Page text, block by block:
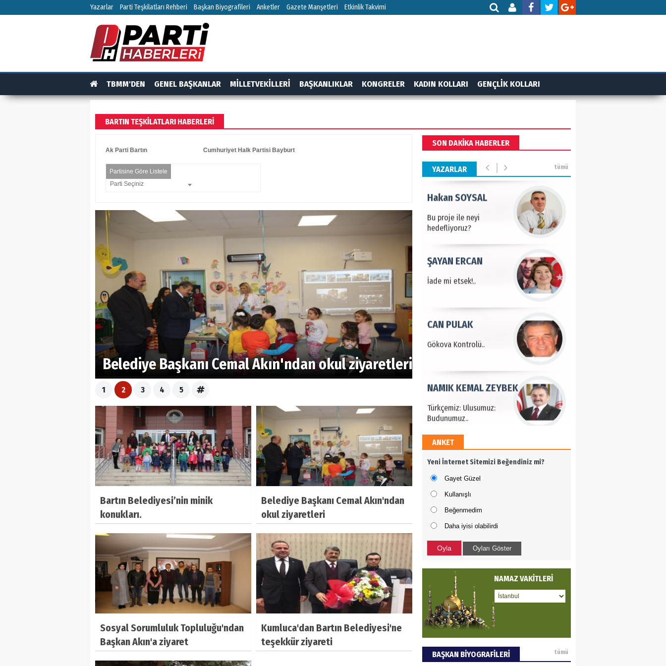
Yazarlar Parti Teşkilatları Rehberi Başkan Biyografileri Anketler Gazete Manşetleri Etkinlik Takvimi
TBMM'DEN GENEL BAŞKANLAR MİLLETVEKİLLERİ BAŞKANLIKLAR KONGRELER KADIN KOLLARI GENÇLİK KOLLARI
BARTIN TEŞKILATLARI HABERLERI
Ak Parti Bartın Cumhuriyet Halk Partisi Bayburt
Partisine Göre Listele
Parti Seçiniz
Belediye Başkanı Cemal Akın'ndan okul ziyaretleri
1 2 3 4 5
Bartın Belediyesi’nin minik
konukları.
Belediye Başkanı Cemal Akın'ndan
okul ziyaretleri
Sosyal Sorumluluk Topluluğu'ndan
Başkan Akın'a ziyaret
Kumluca'dan Bartın Belediyesi'ne
teşekkür ziyareti
SON DAKİKA HABERLER
YAZARLAR tümü
HÜSAMETTİN TAŞDEMİR
BAŞYAZI - Sağlık turizminde
önemli başarı…
Türkiye tarımla para
kazanır..
ALİ BEKTAN
Bu proje ile neyi
hedefliyoruz?
Hakan SOYSAL
İade mi etsek!..
ŞAYAN ERCAN
Gökova Kontrolü..
CAN PULAK
Türkçemiz: Ulusumuz:
Budunumuz..
NAMIK KEMAL ZEYBEK
Kapkarasın 12 Eylül..
HÜSAMETTİN TAŞDEMİR
BAŞYAZI - Sağlık turizminde
önemli başarı…
NECDET BULUZ
Türkiye tarımla para
kazanır..
ALİ BEKTAN
Bu proje ile neyi
Hakan SOYSAL
ANKET
Yeni İnternet Sitemizi Beğendiniz mi?
Gayet Güzel
Kullanışlı
Beğenmedim
Daha iyisi olabilirdi
Oyla Oyları Göster
NAMAZ VAKİTLERİ
BAŞKAN BİYOGRAFİLERİ tümü